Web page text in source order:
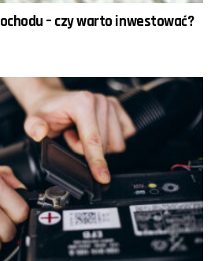
– czy warto inwestować?